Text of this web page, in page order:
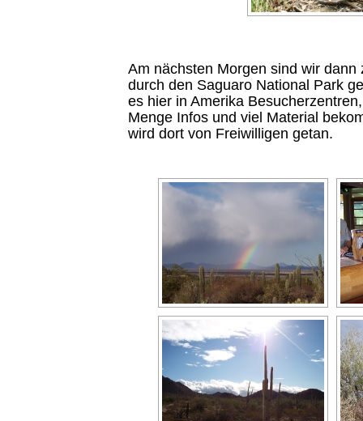
Am nächsten Morgen sind wir dann
durch den Saguaro National Park
es hier in Amerika
Menge Infos und viel Material
wird dort von Freiwilligen getan.